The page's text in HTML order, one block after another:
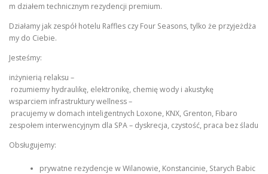
m działem technicznym rezydencji premium.
Działamy jak zespół hotelu Raffles czy Four Seasons, tylko że przyjeżdża
my do Ciebie.
Jesteśmy:
inżynierią relaksu –
rozumiemy hydraulikę, elektronikę, chemię wody i akustykę
wsparciem infrastruktury wellness –
pracujemy w domach inteligentnych Loxone, KNX, Grenton, Fibaro
zespołem interwencyjnym dla SPA – dyskrecja, czystość, praca bez śladu
Obsługujemy:
prywatne rezydencje w Wilanowie, Konstancinie, Starych Babic